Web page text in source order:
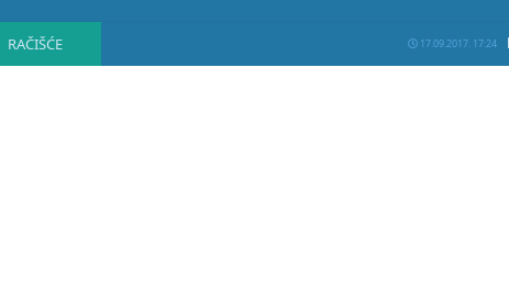
RAČIŠĆE 17.09.2017. 17:24